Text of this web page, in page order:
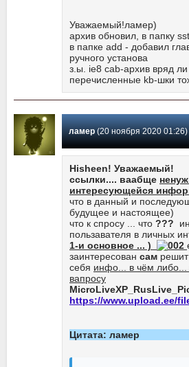
Уважаемый!ламер)
архив обновил, в папку
в папке add - добавил
ручного установа
з.ы. ie8 cab-архив вряд ли
перечисленные kb-шки
ламер(20 ноября 2020 01:26)
Hisheen! Уважаемый!
ссылки.... ваабще
интересующейся
что в данный и
будущее и настоящее)
что к спросу ... что ???
пользавателя в личных
1-и основное ... )
заинтересован сам
себя инфо... в чём
вапросу
https://www.upload.ee/
Цитата: ламер